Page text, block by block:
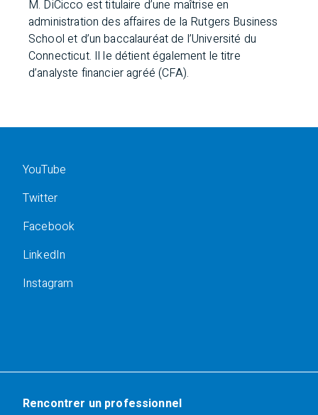
M. DiCicco est titulaire d’une maîtrise en
administration des affaires de la Rutgers Business
School et d’un baccalauréat de l’Université du
Connecticut. Il le détient également le titre
d’analyste financier agréé (CFA).
YouTube
Twitter
Facebook
LinkedIn
Instagram
Rencontrer un professionnel